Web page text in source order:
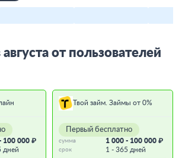
от пользователей
100 000 ₽
дней
Твой займ. Займы от 0%
Первый бесплатно
сумма 1 000 - 100 000 ₽
срок 1 - 365 дней